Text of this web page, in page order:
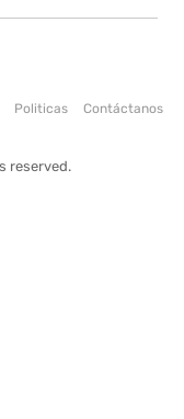
Politicas Contáctanos
reserved.